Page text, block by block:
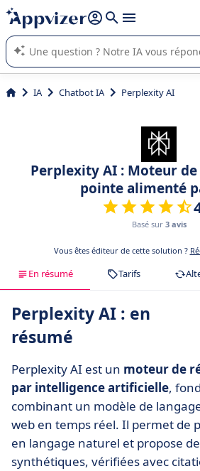
répondre (plusieurs lignes avec
L'IA de Appvizer vous guide dans
logiciel SaaS en entreprise.
IA Chatbot IA Perplexity AI
Perplexity AI : Moteur
pointe alimenté
Basé sur 3 avis
Vous êtes éditeur de cette solution ?
En résumé Tarifs
Perplexity AI : en
résumé
Perplexity AI est un moteur de
par intelligence artificielle,
combinant un modèle de
web en temps réel. Il permet de
en langage naturel et propose
synthétiques, vérifiées avec